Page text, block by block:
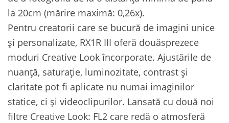
la 20cm (mărire maximă: 0,26x).
Pentru creatorii care se bucură de imagini unice
și personalizate, RX1R III oferă douăsprezece
moduri Creative Look încorporate. Ajustările de
nuanță, saturație, luminozitate, contrast și
claritate pot fi aplicate nu numai imaginilor
statice, ci și videoclipurilor. Lansată cu două noi
filtre Creative Look: FL2 care redă o atmosferă